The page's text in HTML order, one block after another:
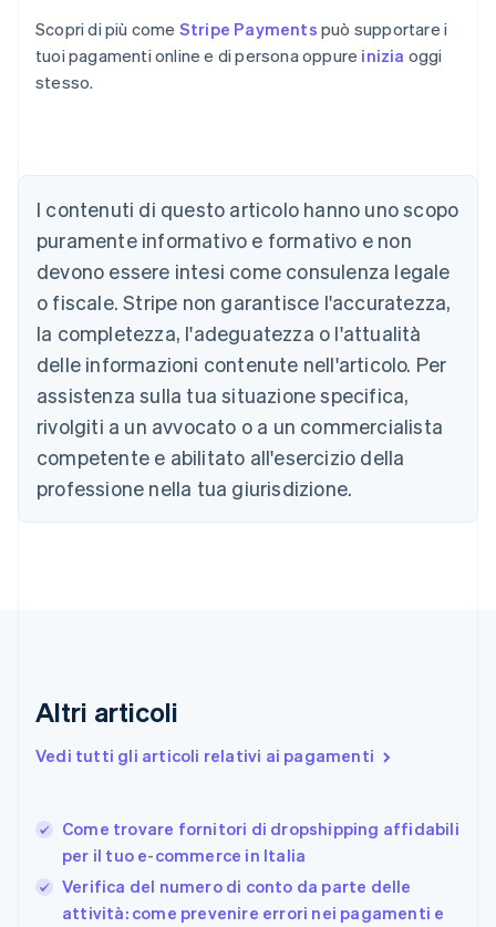
Scopri di più come Stripe Payments può supportare i
tuoi pagamenti online e di persona oppure inizia oggi
stesso.
I contenuti di questo articolo hanno uno scopo
puramente informativo e formativo e non
devono essere intesi come consulenza legale
o fiscale. Stripe non garantisce l'accuratezza,
la completezza, l'adeguatezza o l'attualità
delle informazioni contenute nell'articolo. Per
assistenza sulla tua situazione specifica,
rivolgiti a un avvocato o a un commercialista
competente e abilitato all'esercizio della
professione nella tua giurisdizione.
Altri articoli
Vedi tutti gli articoli relativi ai pagamenti
Come trovare fornitori di dropshipping affidabili
per il tuo e-commerce in Italia
Verifica del numero di conto da parte delle
attività: come prevenire errori nei pagamenti e
Australia
Austria
DeutschEnglish
Belgio
Brasile
PortuguêsEnglish
Bulgaria
English
Canada
EnglishFrançais
Cina continentale
简体中文English
Cipro
English
Finlandia
Germania
DeutschEnglish
Giappone
日本語 English